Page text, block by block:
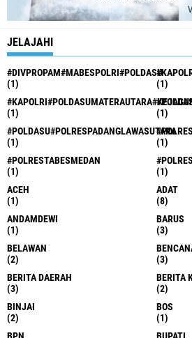
JELAJAHI
#DIVPROPAM#MABESPOLRI#POLDASU
(1)
(1)
(1)
(1)
#POLDASU#POLRESPADANGLAWASUTARA
(1)
(1)
#POLRESTABESMEDAN
(1)
(1)
ACEH
(1)
ADAT
(8)
ANDAMDEWI
(1)
BARUS
(3)
BELAWAN
(2)
(3)
BERITA DAERAH
(3)
BERITA
(2)
BINJAI
(2)
BOS
(1)
BPN
BUPATI